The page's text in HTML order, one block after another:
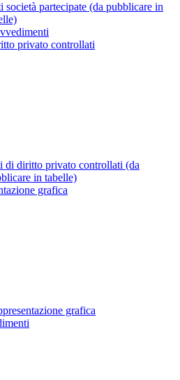
società partecipate (da pubblicare in
privato controllati
di diritto privato controllati (da
in tabelle)
grafica
grafica